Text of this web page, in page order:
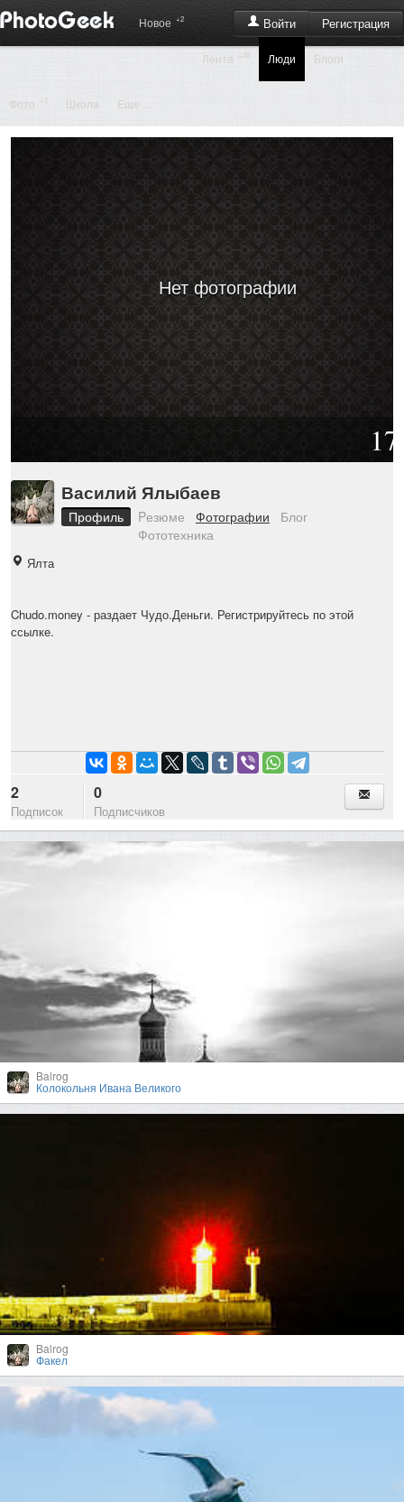
Войти Регистрация
Новое +2
Лента Люди Блоги
Фото Школа Еще ...
Нет фотографии
Василий Ялыбаев
Профиль Pезюме Фотографии
Блог
Фототехника
Ялта
Chudo.money - раздает Чудо.Деньги. Регистрируйтесь по этой
ссылке.
2
Подписок
0
Подписчиков
Balrog
Колокольня Ивана Великого
Balrog
Факел